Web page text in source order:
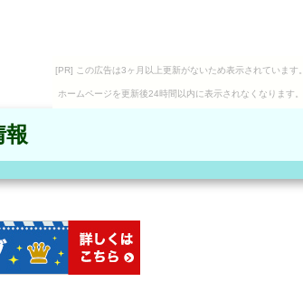
[PR] この広告は3ヶ月以上更新がないため表示されています。
ホームページを更新後24時間以内に表示されなくなります。
報